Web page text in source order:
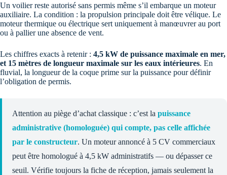
Un voilier reste autorisé sans permis même s’il embarque un moteur
auxiliaire. La condition : la propulsion principale doit être vélique. Le
moteur thermique ou électrique sert uniquement à manœuvrer au port
ou à pallier une absence de vent.
Les chiffres exacts à retenir : 4,5 kW de puissance maximale en mer,
et 15 mètres de longueur maximale sur les eaux intérieures. En
fluvial, la longueur de la coque prime sur la puissance pour définir
l’obligation de permis.
Attention au piège d’achat classique : c’est la puissance
administrative (homologuée) qui compte, pas celle affichée
par le constructeur. Un moteur annoncé à 5 CV commerciaux
peut être homologué à 4,5 kW administratifs — ou dépasser ce
seuil. Vérifie toujours la fiche de réception, jamais seulement la